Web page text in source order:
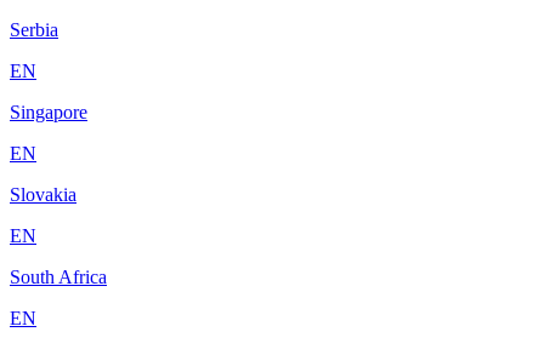
Serbia
EN
Singapore
EN
Slovakia
EN
South Africa
EN